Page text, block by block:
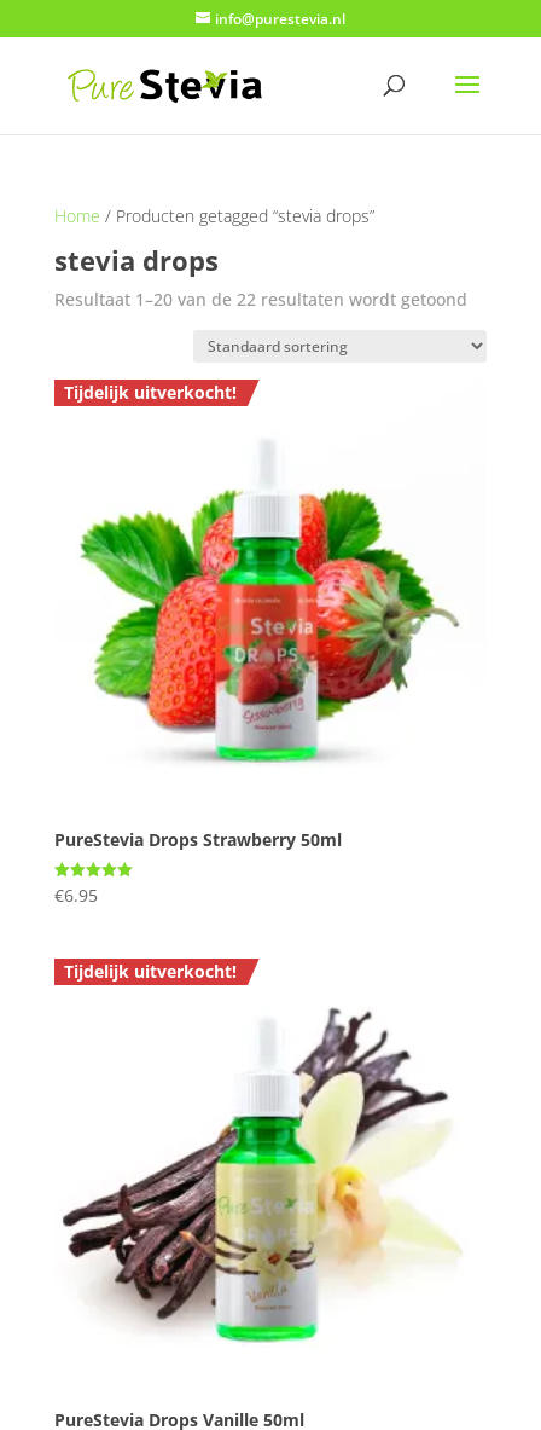
info@purestevia.nl
Home / Producten getagged “stevia drops”
stevia drops
Resultaat 1–20 van de 22 resultaten wordt getoond
Tijdelijk uitverkocht!
PureStevia Drops Strawberry 50ml
Gewaardeerd
5.00
€6.95
Tijdelijk uitverkocht!
PureStevia Drops Vanille 50ml